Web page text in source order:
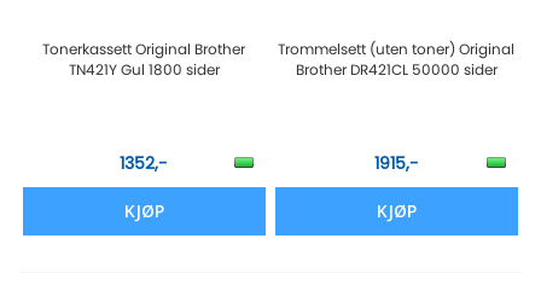
Tonerkassett Original Brother
TN421Y Gul 1800 sider
1352,-
KJØP
Trommelsett (uten toner) Original
Brother DR421CL 50000 sider
1915,-
KJØP